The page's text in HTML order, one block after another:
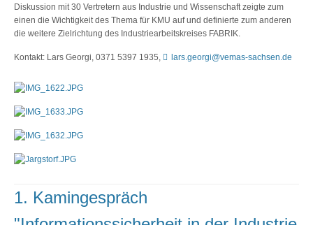
Diskussion mit 30 Vertretern aus Industrie und Wissenschaft zeigte zum
einen die Wichtigkeit des Thema für KMU auf und definierte zum anderen
die weitere Zielrichtung des Industriearbeitskreises FABRIK.
Kontakt: Lars Georgi, 0371 5397 1935, lars.georgi@vemas-sachsen.de
1. Kamingespräch